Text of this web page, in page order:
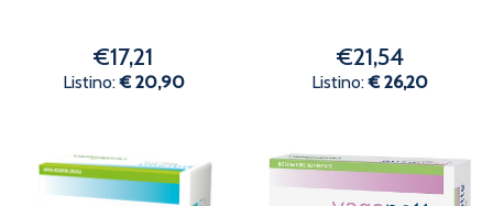
€17,21
Listino:€ 20,90
€21,54
Listino:€ 26,20